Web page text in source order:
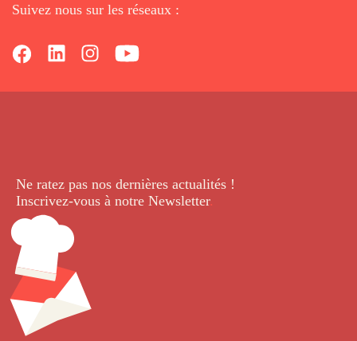
Suivez nous sur les réseaux :
Ne ratez pas nos dernières actualités !
Inscrivez-vous à notre Newsletter.